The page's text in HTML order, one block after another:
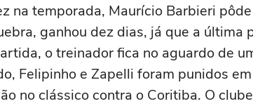
na temporada, Maurício Barbieri
ganhou dez dias, já que a última
o treinador fica no aguardo de
Felipinho e Zapelli foram punidos
no clássico contra o Coritiba. O